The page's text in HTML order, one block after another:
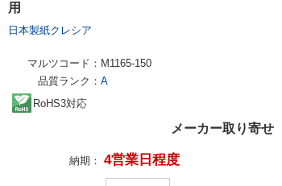
用
日本製紙クレシア
マルツコード： M1165-150
品質ランク： A
RoHS3対応
メーカー取り寄せ
納期： 4営業日程度